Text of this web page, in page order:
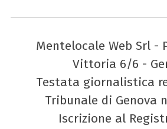
Mentelocale Web Srl -
Vittoria 6/6 -
Testata giornalistica
Tribunale di Genova
Iscrizione al